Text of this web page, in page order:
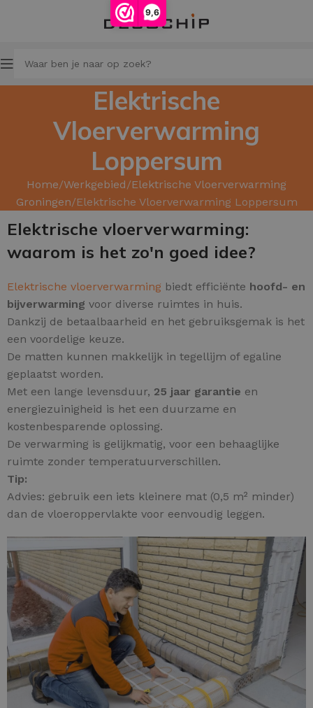
9,6
Elektrische
Vloerverwarming
Loppersum
Home Werkgebied Elektrische Vloerverwarming
Groningen Elektrische Vloerverwarming Loppersum
Elektrische vloerverwarming:
waarom is het zo'n goed idee?
Elektrische vloerverwarming biedt efficiënte hoofd- en
bijverwarming voor diverse ruimtes in huis.
Dankzij de betaalbaarheid en het gebruiksgemak is het
een voordelige keuze.
De matten kunnen makkelijk in tegellijm of egaline
geplaatst worden.
Met een lange levensduur, 25 jaar garantie en
energiezuinigheid is het een duurzame en
kostenbesparende oplossing.
De verwarming is gelijkmatig, voor een behaaglijke
ruimte zonder temperatuurverschillen.
Tip:
Advies: gebruik een iets kleinere mat (0,5 m² minder)
dan de vloeroppervlakte voor eenvoudig leggen.